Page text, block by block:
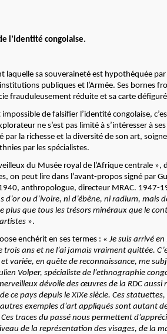
l’identité congolaise.
laquelle sa souveraineté est hypothéquée
publiques et l’Armée. Ses bornes
frauduleusement réduite et sa carte
de falsifier l’identité congolaise,
ne s’est pas limité à s’intéresser à
par la richesse et la diversité de son art,
par les spécialistes.
du Musée royal de l’Afrique centrale »,
on peut lire dans l’avant-propos signé par
anthropologue, directeur MRAC. 1947-
ou d’ivoire, ni d’ébène, ni radium, mais
plus que tous les trésors minéraux que le
».
enchérit en ses termes : « Je suis arrivé
trois ans et ne l’ai jamais vraiment quittée.
variée, en quête de reconnaissance, me
Volper, spécialiste de l’ethnographie
dévoile des œuvres de la RDC aussi
ce pays depuis le XIXe siècle. Ces
exemples d’art appliqués sont autant
traces du passé nous permettent
de la représentation des visages, de la